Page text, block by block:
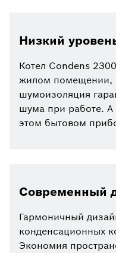
Низкий
Котел Condens
жилом помещении,
шумоизоляция
шума при работе. А
этом бытовом
Современный
Гармоничный
конденсационных
Экономия